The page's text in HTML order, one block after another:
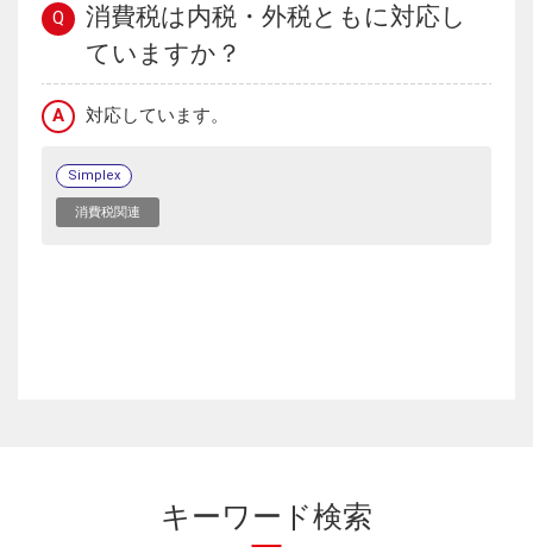
Q
消費税は内税・外税ともに対応し
ていますか？
A 対応しています。
Simplex
消費税関連
キーワード検索